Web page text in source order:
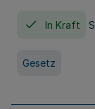
In Kraft
Gesetz